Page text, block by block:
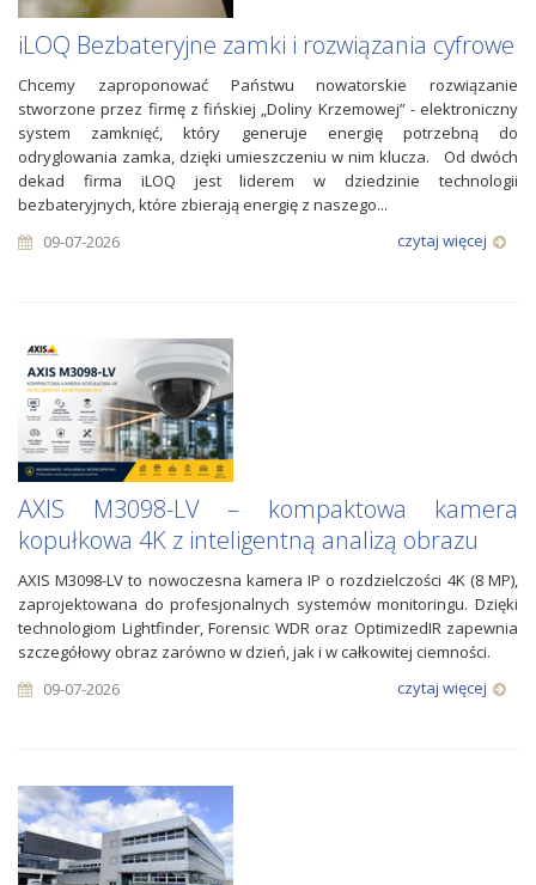
iLOQ Bezbateryjne zamki i rozwiązania cyfrowe
Chcemy zaproponować Państwu nowatorskie rozwiązanie
stworzone przez firmę z fińskiej „Doliny Krzemowej” - elektroniczny
system zamknięć, który generuje energię potrzebną do
odryglowania zamka, dzięki umieszczeniu w nim klucza. Od dwóch
dekad firma iLOQ jest liderem w dziedzinie technologii
bezbateryjnych, które zbierają energię z naszego...
09-07-2026
czytaj więcej
AXIS M3098-LV – kompaktowa kamera
kopułkowa 4K z inteligentną analizą obrazu
AXIS M3098-LV to nowoczesna kamera IP o rozdzielczości 4K (8 MP),
zaprojektowana do profesjonalnych systemów monitoringu. Dzięki
technologiom Lightfinder, Forensic WDR oraz OptimizedIR zapewnia
szczegółowy obraz zarówno w dzień, jak i w całkowitej ciemności.
09-07-2026
czytaj więcej